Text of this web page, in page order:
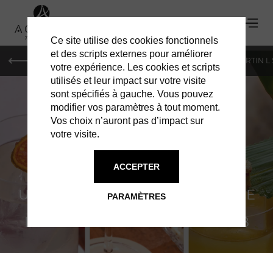
MONACO GENÈVE ST-MARTIN
EDEN ROCK
UN ÉTÉ PLACÉ SOUS LE SIGNE DE
LA CRÉATIVITÉ AU REMY'S CLUB
Ce site utilise des cookies fonctionnels
et des scripts externes pour améliorer
votre expérience. Les cookies et scripts
utilisés et leur impact sur votre visite
sont spécifiés à gauche. Vous pouvez
modifier vos paramètres à tout moment.
Vos choix n’auront pas d’impact sur
votre visite.
PARAMÈTRES
ACCEPTER